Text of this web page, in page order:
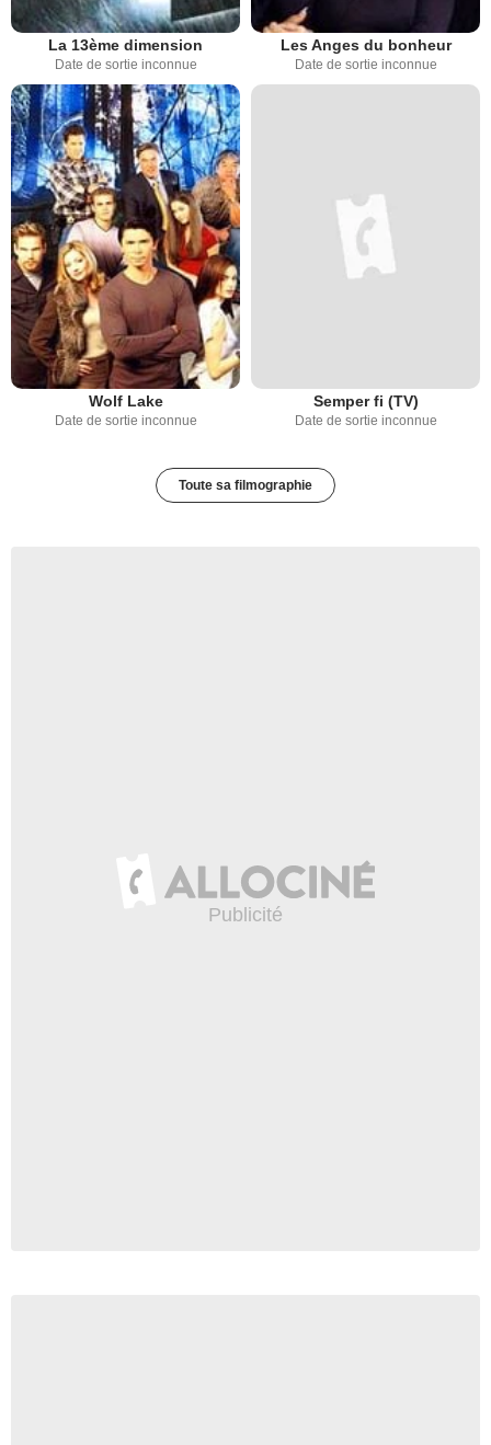
La 13ème dimension
Date de sortie inconnue
Les Anges du bonheur
Date de sortie inconnue
Wolf Lake
Date de sortie inconnue
Semper fi (TV)
Date de sortie inconnue
Toute sa filmographie